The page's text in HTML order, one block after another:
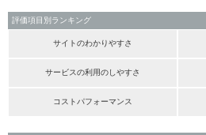
評価項目別ランキング
サイトのわかりやすさ
サービスの利用のしやすさ
コストパフォーマンス